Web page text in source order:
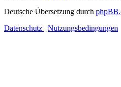
Deutsche Übersetzung durch
Datenschutz | Nutzungsbedingungen